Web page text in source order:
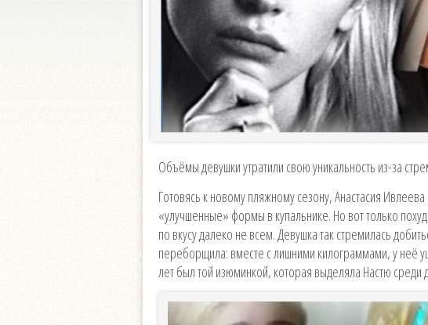
Объёмы девушки утратили свою уникальность из-за
Готовясь к новому пляжному сезону, Анастасия
«улучшенные» формы в купальнике. Но вот только
по вкусу далеко не всем. Девушка так стремилась
переборщила: вместе с лишними килограммами, у неё
лет был той изюминкой, которая выделяла Настю среди